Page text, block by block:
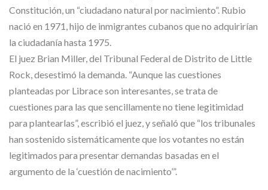
Constitución, un “ciudadano natural por nacimiento”. Rubio
nació en 1971, hijo de inmigrantes cubanos que no adquirirían
la ciudadanía hasta 1975.
El juez Brian Miller, del Tribunal Federal de Distrito de Little
Rock, desestimó la demanda. “Aunque las cuestiones
planteadas por Librace son interesantes, se trata de
cuestiones para las que sencillamente no tiene legitimidad
para plantearlas”, escribió el juez, y señaló que “los tribunales
han sostenido sistemáticamente que los votantes no están
legitimados para presentar demandas basadas en el
argumento de la ‘cuestión de nacimiento’”.